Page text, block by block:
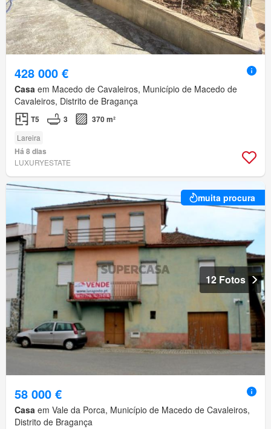
428 000 €
Casa em Macedo de Cavaleiros, Município de Macedo de
Cavaleiros, Distrito de Bragança
T5 3 370 m²
Lareira
Há 8 dias
LUXURYESTATE
muita procura
12 Fotos
58 000 €
Casa em Vale da Porca, Município de Macedo de Cavaleiros,
Distrito de Bragança